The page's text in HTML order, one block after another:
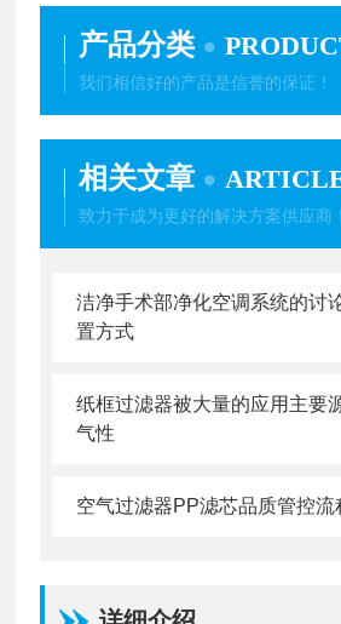
产品分类
我们相信好的产品是信誉的保证！
相关文章
致力于成为更好的解决方案供应商！
洁净手术部净化空调系统的讨
置方式
纸框过滤器被大量的应用主要
气性
空气过滤器PP滤芯品质管控流